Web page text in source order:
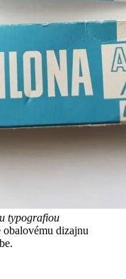
typografiou
obalovému dizajnu